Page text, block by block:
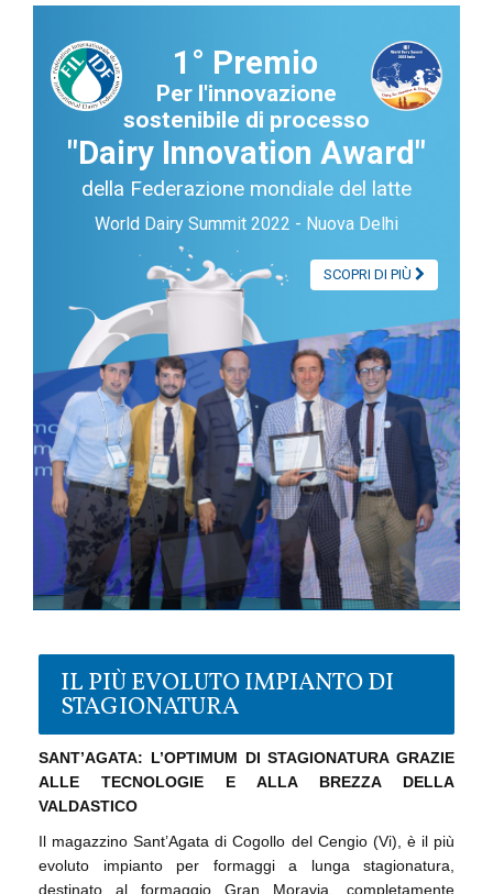
SCOPRI DI PIÙ
1° Premio
Per l'innovazione
sostenibile di processo
"Dairy Innovation Award"
della Federazione mondiale del latte
World Dairy Summit 2022 - Nuova Delhi
IL PIÙ EVOLUTO IMPIANTO DI
STAGIONATURA
SANT’AGATA: L’OPTIMUM DI STAGIONATURA GRAZIE
ALLE TECNOLOGIE E ALLA BREZZA DELLA
VALDASTICO
Il magazzino Sant’Agata di Cogollo del Cengio (Vi), è il più
evoluto impianto per formaggi a lunga stagionatura,
destinato al formaggio Gran Moravia, completamente